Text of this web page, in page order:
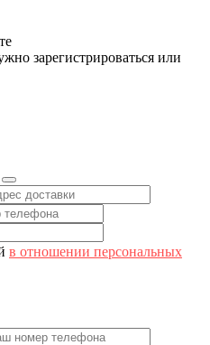
зарегистрироваться или
в отношении персональных